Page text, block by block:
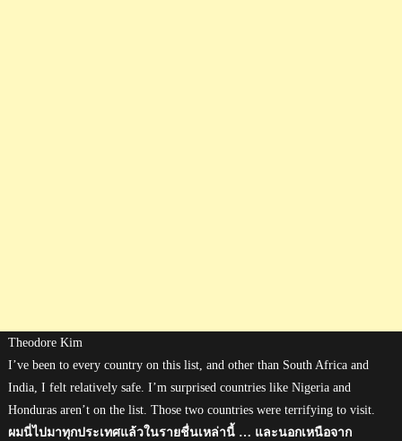
Theodore Kim
I’ve been to every country on this list, and other than South Africa and
India, I felt relatively safe. I’m surprised countries like Nigeria and
Honduras aren’t on the list. Those two countries were terrifying to visit.
ผมนี่ไปมาทุกประเทศแล้วในรายชื่นเหล่านี้ … และนอกเหนือจาก